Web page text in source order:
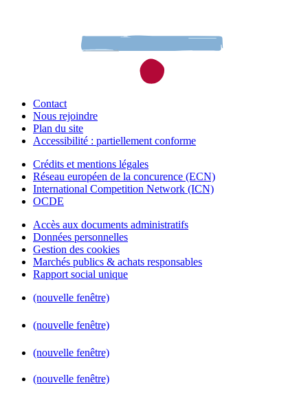
Contact
Nous rejoindre
Plan du site
Accessibilité : partiellement conforme
Crédits et mentions légales
Réseau européen de la concurence (ECN)
International Competition Network (ICN)
OCDE
Accès aux documents administratifs
Données personnelles
Gestion des cookies
Marchés publics & achats responsables
Rapport social unique
(nouvelle fenêtre)
(nouvelle fenêtre)
(nouvelle fenêtre)
(nouvelle fenêtre)